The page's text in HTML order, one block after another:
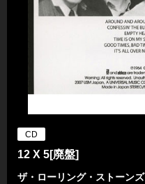
CD
12 X 5[廃盤]
ザ・ローリング・ストーンズ